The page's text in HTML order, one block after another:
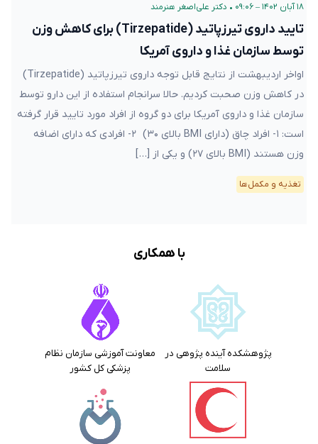
۱۸ آبان ۱۴۰۲ – ۰۹:۰۶ • دکتر علی‌اصغر هنرمند
تایید داروی تیرزپاتید (Tirzepatide) برای کاهش وزن
توسط سازمان غذا و داروی آمریکا
اواخر اردیبهشت از نتایج قابل توجه داروی تیرزپاتید (Tirzepatide)
در کاهش وزن صحبت کردیم. حالا سرانجام استفاده از این دارو توسط
سازمان غذا و داروی آمریکا برای دو گروه از افراد مورد تایید قرار گرفته
است: ۱- افراد چاق (دارای BMI بالای ۳۰) ۲- افرادی که دارای اضافه
وزن هستند (BMI بالای ۲۷) و یکی از […]
تغذیه و مکمل‌ها
با همکاری
پژوهشکده آینده پژوهی در
سلامت
معاونت آموزشی سازمان نظام
پزشکی کل کشور